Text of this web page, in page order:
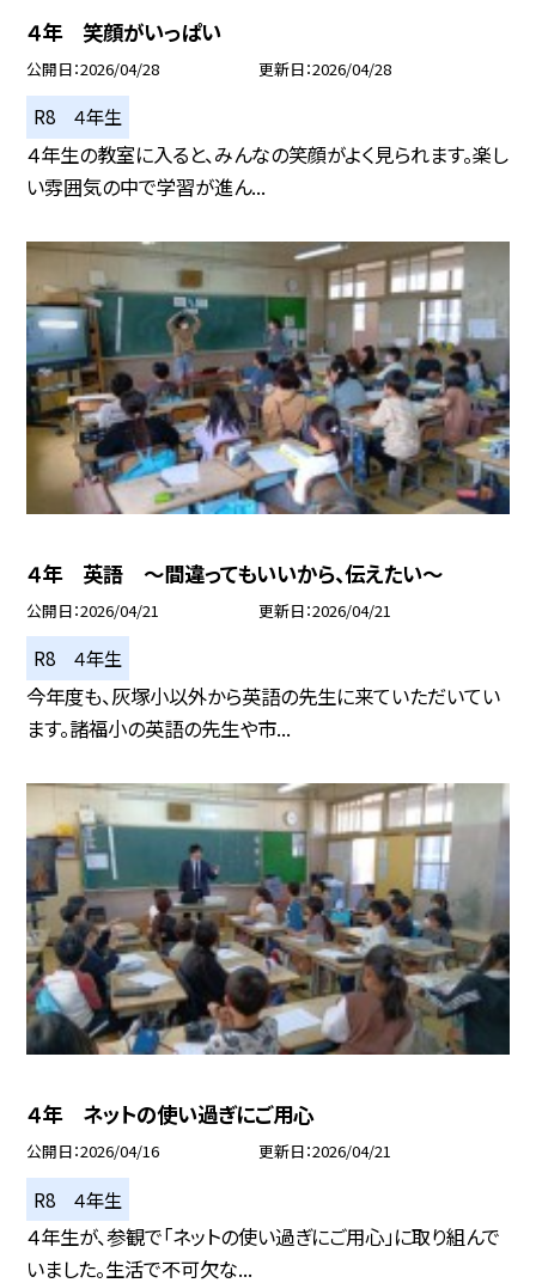
４年 笑顔がいっぱい
公開日 2026/04/28 更新日 2026/04/28
R8 ４年生
４年生の教室に入ると、みんなの笑顔がよく見られます。楽し
い雰囲気の中で学習が進ん...
４年 英語 ～間違ってもいいから、伝えたい～
公開日 2026/04/21 更新日 2026/04/21
R8 ４年生
今年度も、灰塚小以外から英語の先生に来ていただいてい
ます。諸福小の英語の先生や市...
４年 ネットの使い過ぎにご用心
公開日 2026/04/16 更新日 2026/04/21
R8 ４年生
４年生が、参観で「ネットの使い過ぎにご用心」に取り組んで
いました。生活で不可欠な...